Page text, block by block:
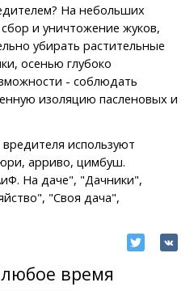
На небольших
и уничтожение жуков,
убирать растительные
осенью глубоко
- соблюдать
изоляцию пасленовых и
используют
арриво, цимбуш.
На даче", "Дачники",
"Своя дача",
время